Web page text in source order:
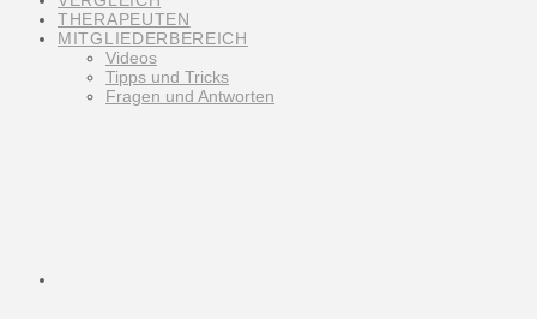
THERAPEUTEN
MITGLIEDERBEREICH
Videos
Tipps und Tricks
Fragen und Antworten